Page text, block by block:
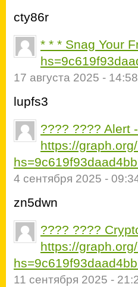
cty86r
* * * Snag Your
17 августа 2025 - 14:58
lupfs3
???? ???? Alert
https://
4 сентября 2025 -
zn5dwn
???? ????
https://
11 сентября 2025 -